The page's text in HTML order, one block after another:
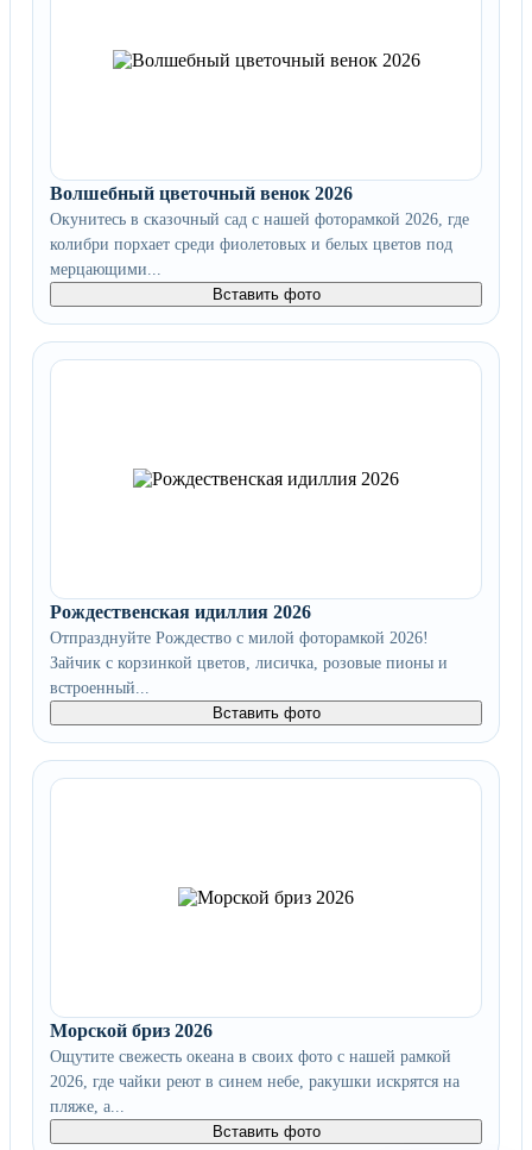
Волшебный цветочный венок 2026
Окунитесь в сказочный сад с нашей фоторамкой 2026, где
колибри порхает среди фиолетовых и белых цветов под
мерцающими...
Вставить фото
Рождественская идиллия 2026
Отпразднуйте Рождество с милой фоторамкой 2026!
Зайчик с корзинкой цветов, лисичка, розовые пионы и
встроенный...
Вставить фото
Морской бриз 2026
Ощутите свежесть океана в своих фото с нашей рамкой
2026, где чайки реют в синем небе, ракушки искрятся на
пляже, а...
Вставить фото